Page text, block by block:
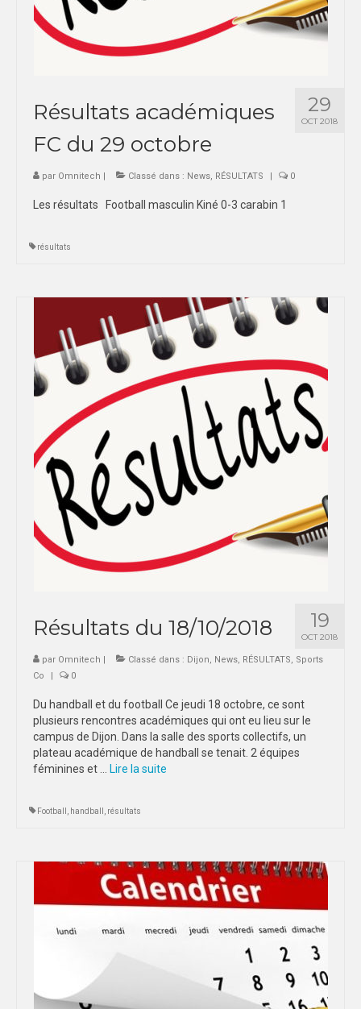
29
OCT 2018
Résultats académiques
FC du 29 octobre
par Omnitech | Classé dans : News, RÉSULTATS | 0
Les résultats Football masculin Kiné 0-3 carabin 1
résultats
19
OCT 2018
Résultats du 18/10/2018
par Omnitech | Classé dans : Dijon, News, RÉSULTATS, Sports
Co
| 0
Du handball et du football Ce jeudi 18 octobre, ce sont
plusieurs rencontres académiques qui ont eu lieu sur le
campus de Dijon. Dans la salle des sports collectifs, un
plateau académique de handball se tenait. 2 équipes
féminines et …
Lire la suite­­
Football handball résultats